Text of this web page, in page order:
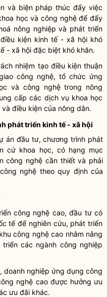
và biện pháp thúc đẩy việc
học và công nghệđể đẩy
nông nghiệp và phát triển
kiện kinh tế - xã hội khó
- xã hội đặc biệt khó khăn.
nhiệm tạo điều kiện thuận
công nghệ, tổ chức ứng
và công nghệ trong nông
cấp các dịch vụ khoa học
điều kiện của nông dân.
phát triển kinh tế - xã hội
án đầu tư, chương trình phát
cứ khoa học, có hạng mục
công nghệ cần thiết và phải
nghệ theo quy định của
công nghệ cao, đầu tư có
tế để nghiên cứu, phát triển
công nghệ cao nhằm nâng
các ngành công nghiệp
, doanh nghiệp ứng dụng công
nghệ cao được hưởng ưu
ưu đãi khác.